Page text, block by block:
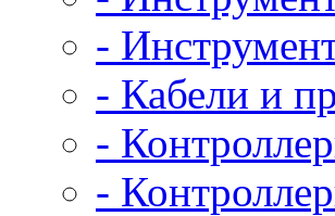
-
- Кабели и
-
-